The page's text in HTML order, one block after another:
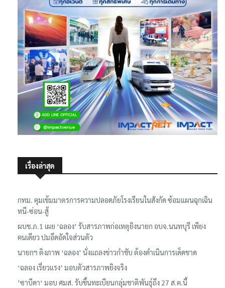
เรื่องล่าสุด
กทม. คุมเข้มมาตรการความปลอดภัยโรงเรียนในสังกัด ซ้อมแผนฉุกเฉิน
หนี-ซ่อน-สู้
ผบช.ภ.1 เผย ‘ฉลอง’ รับสารภาพก่อเหตุยิงนายก อบจ.นนทบุรี เพียง
คนเดียว ปมอึดอัดใจส่วนตัว
นายกฯ ติงภาพ ‘ฉลอง’ นั่งแถลงข่าวกำชับ ต้องดำเนินการเด็ดขาด
‘ฉลอง เรี่ยวแรง’ มอบตัวสารภาพยิงจริง
’ซาบีดา‘ มอบ ศมส. รับขึ้นทะเบียนกลุ่มชาติพันธุ์ถึง 27 ส.ค.นี้